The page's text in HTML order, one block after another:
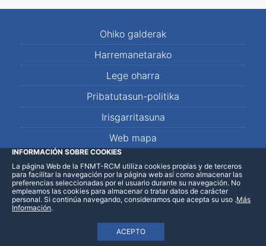
Ohiko galderak
Harremanetarako
Lege oharra
Pribatutasun-politika
Irisgarritasuna
Web mapa
LinkedInFacebookWhatsApp
INFORMACIÓN SOBRE COOKIES
La página Web de la FNMT-RCM utiliza cookies propias y de terceros
para facilitar la navegación por la página web así como almacenar las
preferencias seleccionadas por el usuario durante su navegación. No
empleamos las cookies para almacenar o tratar datos de carácter
personal. Si continúa navegando, consideramos que acepta su uso
ACEPTO
.Más
Información.